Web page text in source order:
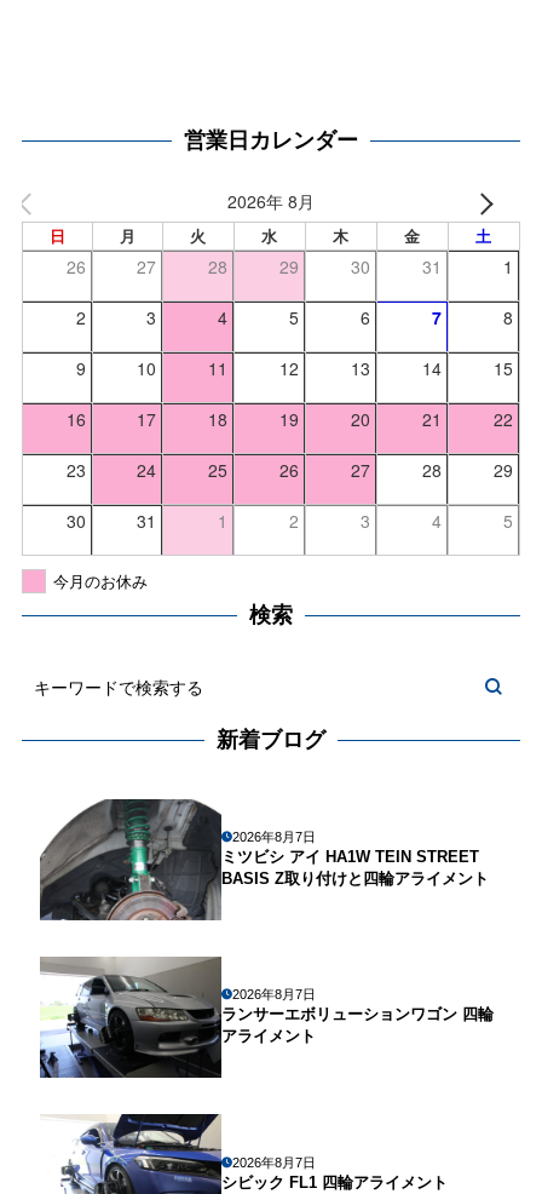
営業日カレンダー
2026年 8月
日 月 火 水 木 金 土
26 27 28 29 30 31 1
2 3 4 5 6 7 8
9 10 11 12 13 14 15
16 17 18 19 20 21 22
23 24 25 26 27 28 29
30 31 1 2 3 4 5
今月のお休み
検索
新着ブログ
2026年8月7日
ミツビシ アイ HA1W TEIN STREET
BASIS Z取り付けと四輪アライメント
2026年8月7日
ランサーエボリューションワゴン 四輪
アライメント
2026年8月7日
シビック FL1 四輪アライメント